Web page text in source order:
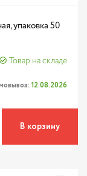
упаковка 50
Товар на складе
12.08.2026
В корзину